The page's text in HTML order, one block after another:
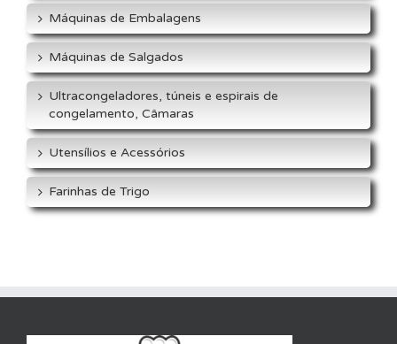
Máquinas de Embalagens
Máquinas de Salgados
Ultracongeladores, túneis e espirais de
congelamento, Câmaras
Utensílios e Acessórios
Farinhas de Trigo